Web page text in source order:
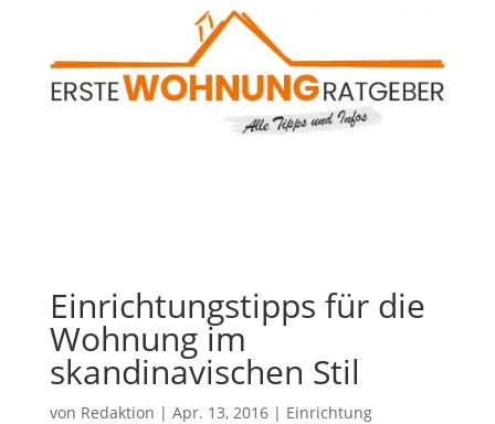
Einrichtungstipps für die
Wohnung im
skandinavischen Stil
von Redaktion | Apr. 13, 2016| Einrichtung